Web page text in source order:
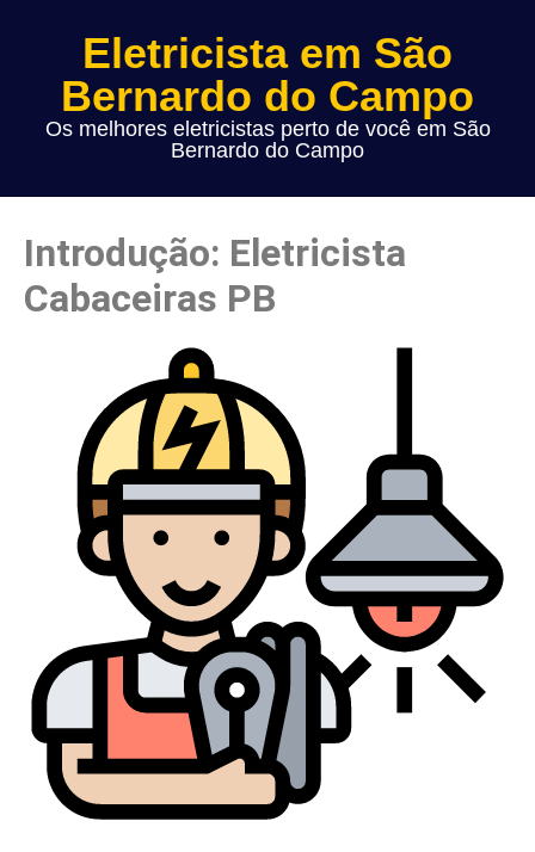
Eletricista em São
Bernardo do Campo
Os melhores eletricistas perto de você em São
Bernardo do Campo
Introdução: Eletricista
Cabaceiras PB